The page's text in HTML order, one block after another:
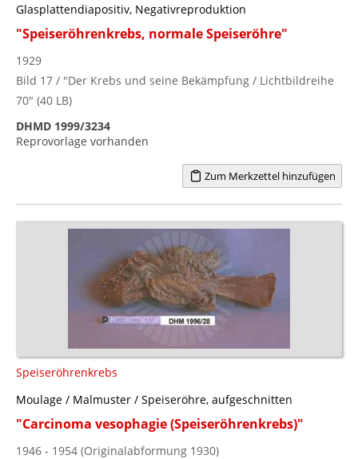
Glasplattendiapositiv, Negativreproduktion
"Speiseröhrenkrebs, normale Speiseröhre"
1929
Bild 17 / "Der Krebs und seine Bekämpfung / Lichtbildreihe
70" (40 LB)
DHMD 1999/3234
Reprovorlage vorhanden
Zum Merkzettel hinzufügen
Speiseröhrenkrebs
Moulage / Malmuster / Speiseröhre, aufgeschnitten
"Carcinoma vesophagie (Speiseröhrenkrebs)"
1946 - 1954 (Originalabformung 1930)